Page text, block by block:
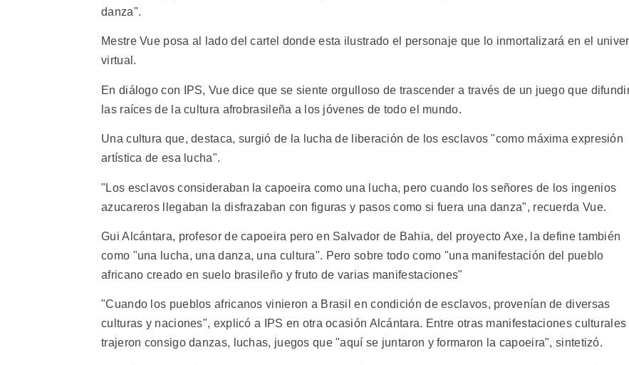
danza".
Mestre Vue posa al lado del cartel donde esta ilustrado el personaje que lo inmortalizará en el
virtual.
En diálogo con IPS, Vue dice que se siente orgulloso de trascender a través de un juego que
las raíces de la cultura afrobrasileña a los jóvenes de todo el mundo.
Una cultura que, destaca, surgió de la lucha de liberación de los esclavos "como máxima expresión
artística de esa lucha".
"Los esclavos consideraban la capoeira como una lucha, pero cuando los señores de los ingenios
azucareros llegaban la disfrazaban con figuras y pasos como si fuera una danza", recuerda Vue.
Gui Alcántara, profesor de capoeira pero en Salvador de Bahia, del proyecto Axe, la define también
como "una lucha, una danza, una cultura". Pero sobre todo como "una manifestación del pueblo
africano creado en suelo brasileño y fruto de varias manifestaciones"
"Cuando los pueblos africanos vinieron a Brasil en condición de esclavos, provenían de diversas
culturas y naciones", explicó a IPS en otra ocasión Alcántara. Entre otras manifestaciones culturales
trajeron consigo danzas, luchas, juegos que "aquí se juntaron y formaron la capoeira", sintetizó.